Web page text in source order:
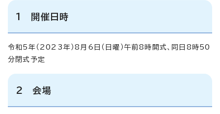
1 開催日時
令和5年（2023年）8月6日（日曜）午前8時開式、同日8時50
分閉式予定
2 会場